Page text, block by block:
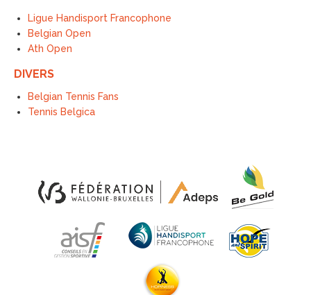
Ligue Handisport Francophone
Belgian Open
Ath Open
DIVERS
Belgian Tennis Fans
Tennis Belgica